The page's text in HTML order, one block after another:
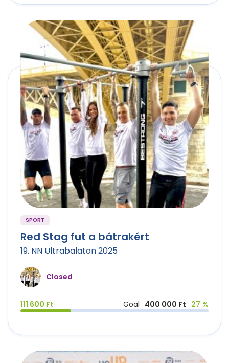
SPORT
Red Stag fut a bátrakért
19. NN Ultrabalaton 2025
Closed
111 600 Ft Goal 400 000 Ft 27 %